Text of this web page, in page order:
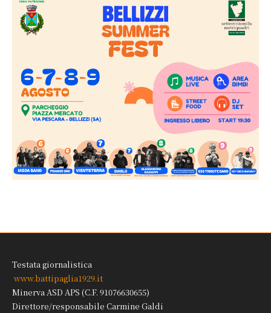
Testata giornalistica
www.battipaglia1929.it
Minerva ASD APS (C.F. 91076630655)
Direttore/responsabile Carmine Galdi